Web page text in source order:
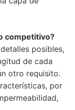
competitivo?
posibles,
de cada
otro requisito.
por